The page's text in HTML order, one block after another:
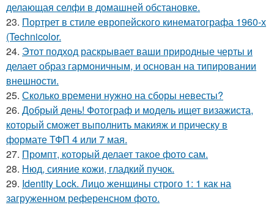
делающая селфи в домашней обстановке.
23. Портрет в стиле европейского кинематографа 1960-х
(Technicolor.
24. Этот подход раскрывает ваши природные черты и
делает образ гармоничным, и основан на типировании
внешности.
25. Сколько времени нужно на сборы невесты?
26. Добрый день! Фотограф и модель ищет визажиста,
который сможет выполнить макияж и прическу в
формате ТФП 4 или 7 мая.
27. Промпт, который делает такое фото сам.
28. Нюд, сияние кожи, гладкий пучок.
29. Identity Lock. Лицо женщины строго 1: 1 как на
загруженном референсном фото.